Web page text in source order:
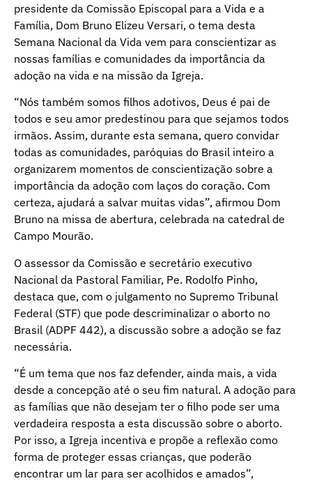
presidente da Comissão Episcopal para a Vida e a
Família, Dom Bruno Elizeu Versari, o tema desta
Semana Nacional da Vida vem para conscientizar as
nossas famílias e comunidades da importância da
adoção na vida e na missão da Igreja.
“Nós também somos filhos adotivos, Deus é pai de
todos e seu amor predestinou para que sejamos todos
irmãos. Assim, durante esta semana, quero convidar
todas as comunidades, paróquias do Brasil inteiro a
organizarem momentos de conscientização sobre a
importância da adoção com laços do coração. Com
certeza, ajudará a salvar muitas vidas”, afirmou Dom
Bruno na missa de abertura, celebrada na catedral de
Campo Mourão.
O assessor da Comissão e secretário executivo
Nacional da Pastoral Familiar, Pe. Rodolfo Pinho,
destaca que, com o julgamento no Supremo Tribunal
Federal (STF) que pode descriminalizar o aborto no
Brasil (ADPF 442), a discussão sobre a adoção se faz
necessária.
“É um tema que nos faz defender, ainda mais, a vida
desde a concepção até o seu fim natural. A adoção para
as famílias que não desejam ter o filho pode ser uma
verdadeira resposta a esta discussão sobre o aborto.
Por isso, a Igreja incentiva e propõe a reflexão como
forma de proteger essas crianças, que poderão
encontrar um lar para ser acolhidos e amados”,